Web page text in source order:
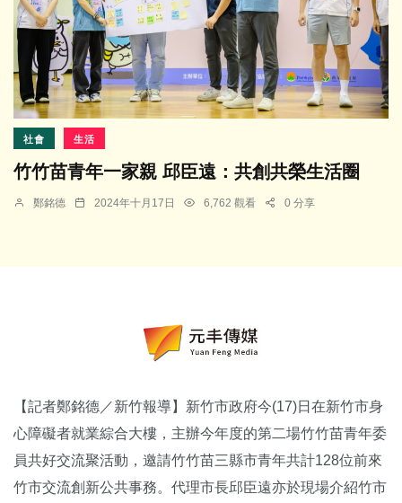
社會 生活
竹竹苗青年一家親 邱臣遠：共創共榮生活圈
鄭銘德 2024年十月17日 6,762 觀看 0 分享
【記者鄭銘德／新竹報導】新竹市政府今(17)日在新竹市身
心障礙者就業綜合大樓，主辦今年度的第二場竹竹苗青年委
員共好交流聚活動，邀請竹竹苗三縣市青年共計128位前來
竹市交流創新公共事務。代理市長邱臣遠亦於現場介紹竹市